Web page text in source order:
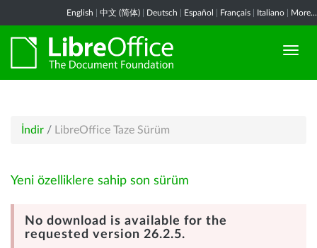
English 中文 (简体) Deutsch Español Français Italiano More...
İndir / LibreOffice Taze Sürüm
Yeni özelliklere sahip son sürüm
No download is available for the
requested version 26.2.5.